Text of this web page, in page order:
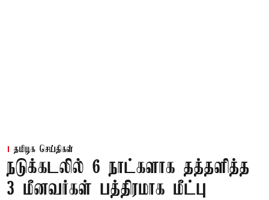
தமிழக செய்திகள்
நடுக்கடலில் 6 நாட்களாக தத்தளித்த
3 மீனவர்கள் பத்திரமாக மீட்பு